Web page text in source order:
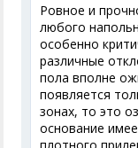
Ровное и
любого
особенно
различные
пола вполне
появляется
зонах, то это
основание